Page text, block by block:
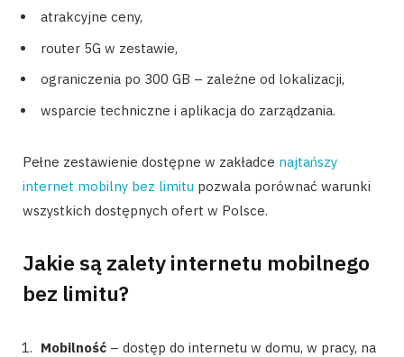
atrakcyjne ceny,
router 5G w zestawie,
ograniczenia po 300 GB – zależne od lokalizacji,
wsparcie techniczne i aplikacja do zarządzania.
Pełne zestawienie dostępne w zakładce najtańszy
internet mobilny bez limitu pozwala porównać warunki
wszystkich dostępnych ofert w Polsce.
Jakie są zalety internetu mobilnego
bez limitu?
Mobilność – dostęp do internetu w domu, w pracy, na